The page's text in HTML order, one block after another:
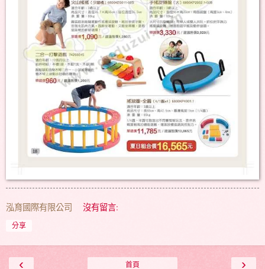
泓育國際有限公司 沒有留言:
分享
‹ ›
首頁